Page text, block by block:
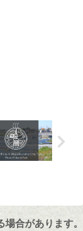
合があります。